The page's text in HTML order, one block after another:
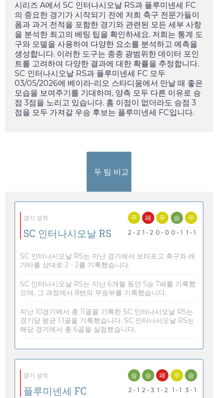
시리즈 A에서 SC 인터나시오날 RS과 플루미넨세 FC
의 중요한 경기가 시작되기 전에 저희 축구 전문가들이
폼과 과거 전적을 포함한 경기와 관련된 모든 세부 사항
을 분석한 최고의 베팅 팁을 확인하세요. 저희는 통계 도
구와 모델을 사용하여 다양한 요소를 분석하고 예측을
생성합니다. 이러한 도구는 종종 광범위한 데이터 포인
트를 고려하여 다양한 결과에 대한 확률을 추정합니다.
SC 인터나시오날 RS과 플루미넨세 FC 모두
03/05/2026에 베이라-리오 스타디움에서 만날 때 좋은
모습을 보여주기를 기대하며, 양측 모두 다른 이유로 승
점 3점을 노리고 있습니다. 홈 이점이 없더라도 승점 3
점을 모두 가져갈 우승 후보는 플루미넨세 FC입니다.
두 팀 비교
경기 성적
SC 인터나시오날 RS
무
2 - 2
패
1 - 2
무
0 - 0
승
0 - 1
무
1 - 1
SC 인터나시오날 RS는 지난 경기에서 보타포고 축구와 레
가타를 상대로 2 - 2를 기록했습니다.
SC 인터나시오날 RS는 지난 6개월 동안 5승 7패를 기록했
으며, 그 과정에서 8번의 무승부를 기록했습니다.
지난 10경기에서 총 11골을 기록한 SC 인터나시오날 RS는
경기당 평균 1.1골을 기록했습니다. SC 인터나시오날 RS는
해당 경기에서 총 6골을 실점했습니다.
경기 성적
플루미넨세 FC
승
2 - 1
승
2 - 3
패
1 - 2
무
1 - 1
승
3 - 1